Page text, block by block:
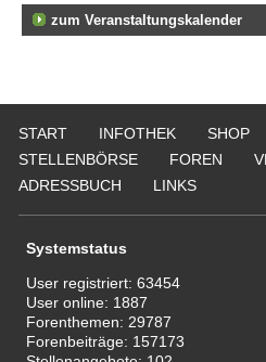
zum Veranstaltungskalender
START INFOTHEK SHOP
STELLENBÖRSE
FOREN
ADRESSBUCH
LINKS
Systemstatus
User registriert:63454
User online: 1887
Forenthemen: 29787
Forenbeiträge: 157173